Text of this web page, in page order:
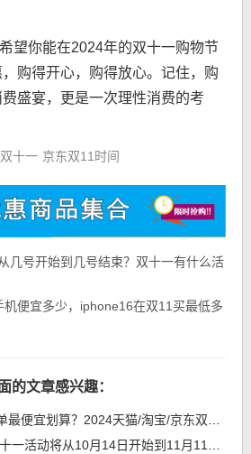
望你能在2024年的双十一购物节
购得开心，购得放心。记住，购
盛宴，更是一次理性消费的考
十一 京东双11时间
几号开始到几号结束？双十一有什么活
便宜多少，iphone16在双11买最低多
的文章感兴趣：
？2024天猫/淘宝/京东双11活动第二波10月31日开始！
活动将从10月14日开始到11月11日结束